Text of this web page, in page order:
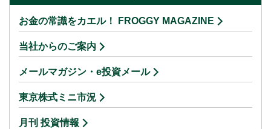
お金の常識をカエル！ FROGGY MAGAZINE
当社からのご案内
メールマガジン・e投資メール
東京株式ミニ市況
月刊 投資情報